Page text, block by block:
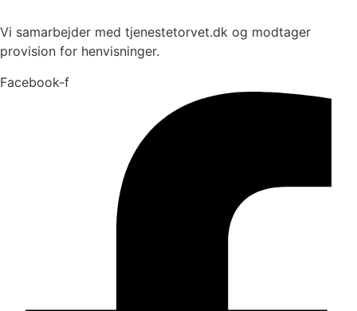
Vi samarbejder med tjenestetorvet.dk og modtager
provision for henvisninger.
Facebook-f